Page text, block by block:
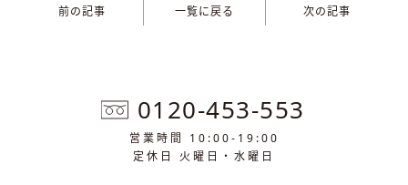
前の記事 一覧に戻る 次の記事
0120-453-553
営業時間 10:00-19:00
定休日 火曜日・水曜日